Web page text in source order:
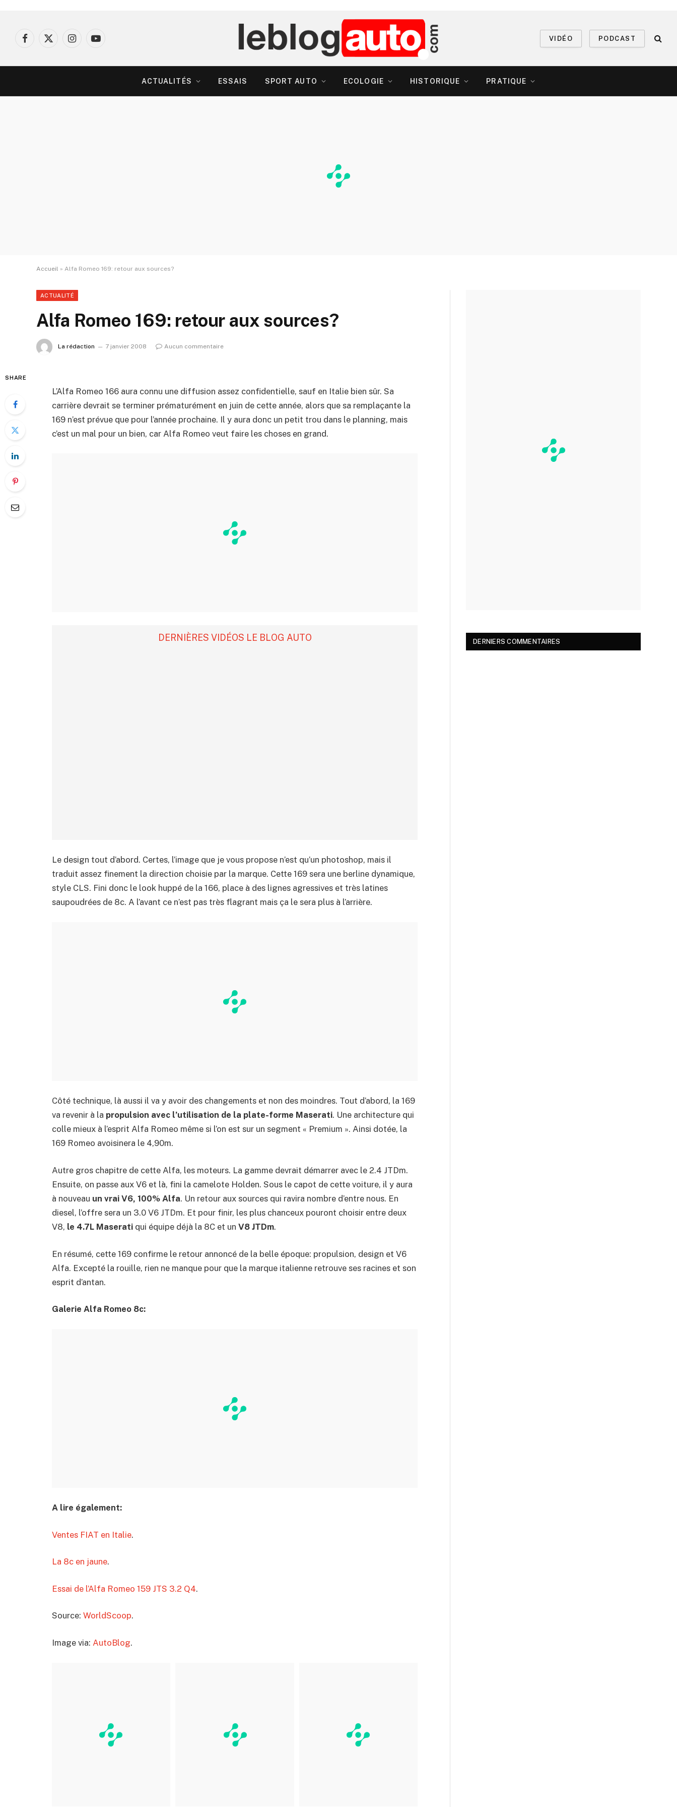
Facebook
X
InstagramYouTube
VIDÉO PODCAST
ACTUALITÉS ESSAIS SPORT AUTO ECOLOGIE HISTORIQUE PRATIQUE
Accueil » Alfa Romeo 169: retour aux sources?
ACTUALITÉ
Alfa Romeo 169: retour aux sources?
La rédaction 7 janvier 2008 Aucun commentaire
SHARE
L’Alfa Romeo 166 aura connu une diffusion assez confidentielle, sauf en Italie bien sûr. Sa
carrière devrait se terminer prématurément en juin de cette année, alors que sa remplaçante la
169 n’est prévue que pour l’année prochaine. Il y aura donc un petit trou dans le planning, mais
c’est un mal pour un bien, car Alfa Romeo veut faire les choses en grand.
DERNIÈRES VIDÉOS LE BLOG AUTO
Le design tout d’abord. Certes, l’image que je vous propose n’est qu’un photoshop, mais il
traduit assez finement la direction choisie par la marque. Cette 169 sera une berline dynamique,
style CLS. Fini donc le look huppé de la 166, place à des lignes agressives et très latines
saupoudrées de 8c. A l’avant ce n’est pas très flagrant mais ça le sera plus à l’arrière.
Côté technique, là aussi il va y avoir des changements et non des moindres. Tout d’abord, la 169
va revenir à la propulsion avec l’utilisation de la plate-forme Maserati. Une architecture qui
colle mieux à l’esprit Alfa Romeo même si l’on est sur un segment « Premium ». Ainsi dotée, la
169 Romeo avoisinera le 4,90m.
Autre gros chapitre de cette Alfa, les moteurs. La gamme devrait démarrer avec le 2.4 JTDm.
Ensuite, on passe aux V6 et là, fini la camelote Holden. Sous le capot de cette voiture, il y aura
à nouveau un vrai V6, 100% Alfa. Un retour aux sources qui ravira nombre d’entre nous. En
diesel, l’offre sera un 3.0 V6 JTDm. Et pour finir, les plus chanceux pouront choisir entre deux
V8, le 4.7L Maserati qui équipe déjà la 8C et un V8 JTDm.
En résumé, cette 169 confirme le retour annoncé de la belle époque: propulsion, design et V6
Alfa. Excepté la rouille, rien ne manque pour que la marque italienne retrouve ses racines et son
esprit d’antan.
Galerie Alfa Romeo 8c:
A lire également:
Ventes FIAT en Italie.
La 8c en jaune.
Essai de l’Alfa Romeo 159 JTS 3.2 Q4.
Source: WorldScoop.
Image via: AutoBlog.
DERNIERS COMMENTAIRES